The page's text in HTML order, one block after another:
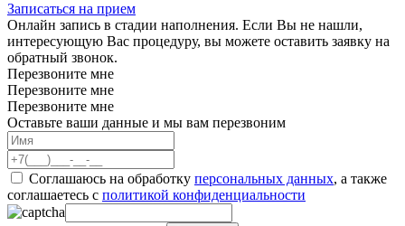
Записаться на прием
Онлайн запись в стадии наполнения. Если Вы не нашли,
интересующую Вас процедуру, вы можете оставить заявку на
обратный звонок.
Перезвоните мне
Перезвоните мне
Перезвоните мне
Оставьте ваши данные и мы вам перезвоним
Соглашаюсь на обработку персональных данных, а также
соглашаетесь c политикой конфиденциальности